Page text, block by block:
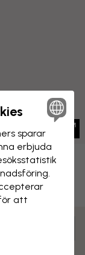
Spara
sparar
erbjuda
att